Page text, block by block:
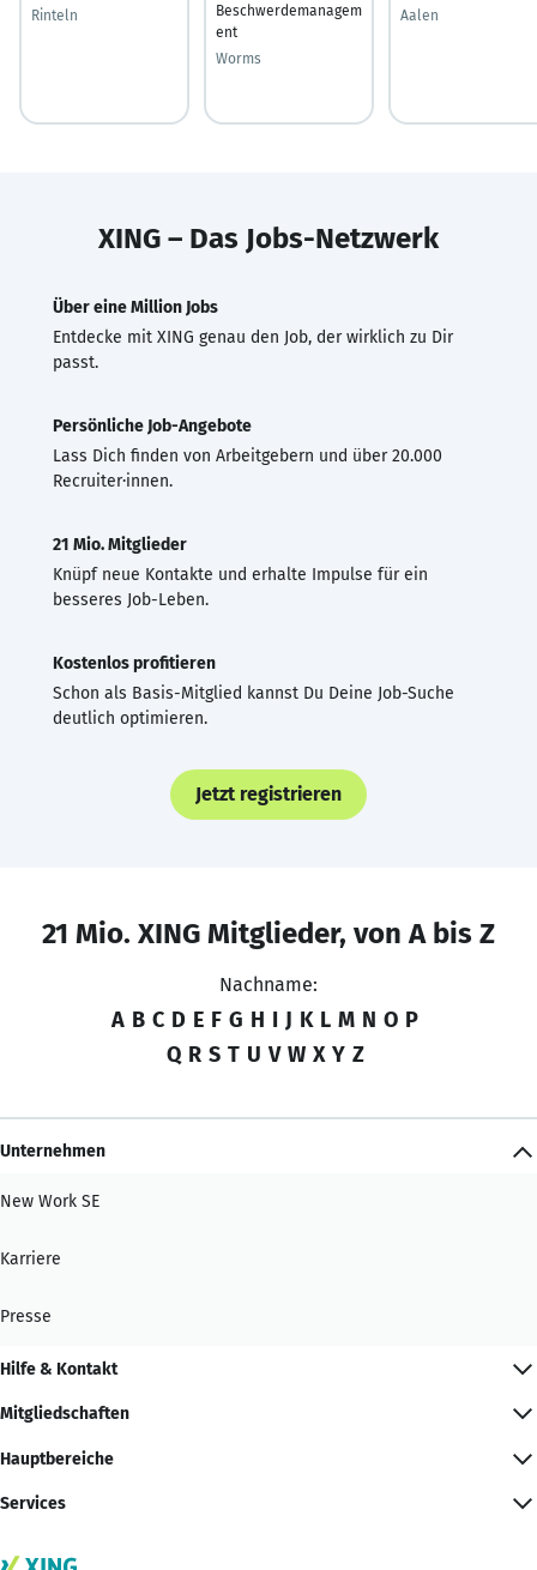
Rinteln
Beschwerdemanagem
ent
Worms
Aalen
XING – Das Jobs-Netzwerk
Über eine Million Jobs
Entdecke mit XING genau den Job, der wirklich zu Dir
passt.
Persönliche Job-Angebote
Lass Dich finden von Arbeitgebern und über 20.000
Recruiter·innen.
21 Mio. Mitglieder
Knüpf neue Kontakte und erhalte Impulse für ein
besseres Job-Leben.
Kostenlos profitieren
Schon als Basis-Mitglied kannst Du Deine Job-Suche
deutlich optimieren.
Jetzt registrieren
21 Mio. XING Mitglieder, von A bis Z
Nachname:
A B C D E F G H I J K L M N O P
Q R S T U V W X Y Z
Unternehmen
New Work SE
Karriere
Presse
Hilfe & Kontakt
Mitgliedschaften
Hauptbereiche
Services